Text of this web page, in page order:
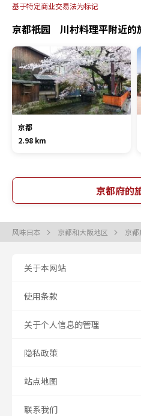
基于特定商业交易法为标记
京都祇园 川村料理平附近的
京都
2.98 km
京都府的
风味日本 京都和大阪地区 京
关于本网站
使用条款
关于个人信息的管理
隐私政策
站点地图
联系我们